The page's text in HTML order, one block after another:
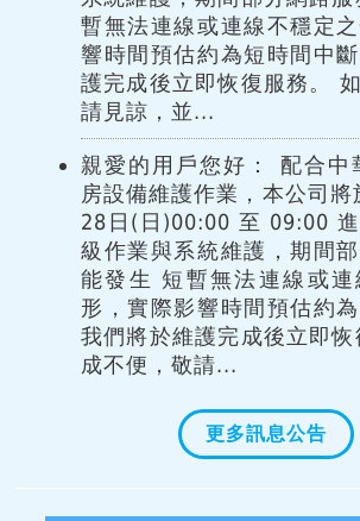
暫無法連線或連線不穩定
響時間預估約為短時間中
護完成後立即恢復服務。
請見諒，並...
親愛的用戶您好： 配合中
房設備維護作業，本公司將
28日(日)00:00 至 09:00
級作業與系統維護，期間
能發生 短暫無法連線或
形，實際影響時間預估約為
我們將於維護完成後立即
成不便，敬請...
更多訊息公告